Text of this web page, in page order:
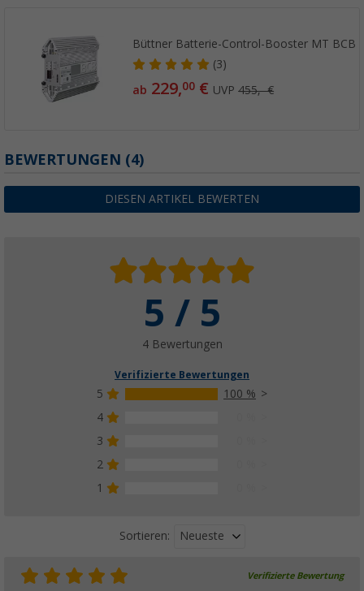
Büttner Batterie-Control-Booster MT BCB
(3)
ab 229,00 € UVP455,- €
BEWERTUNGEN (4)
DIESEN ARTIKEL BEWERTEN
5 / 5
4 Bewertungen
Verifizierte Bewertungen
5
100 %
4
3
2
1
Sortieren: Neueste
Verifizierte Bewertung